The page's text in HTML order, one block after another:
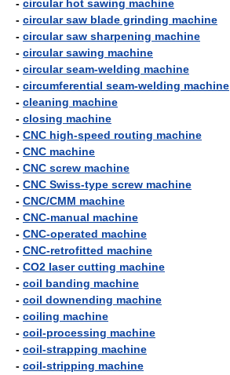
- circular hot sawing machine
- circular saw blade grinding machine
- circular saw sharpening machine
- circular sawing machine
- circular seam-welding machine
- circumferential seam-welding machine
- cleaning machine
- closing machine
- CNC high-speed routing machine
- CNC machine
- CNC screw machine
- CNC Swiss-type screw machine
- CNC/CMM machine
- CNC-manual machine
- CNC-operated machine
- CNC-retrofitted machine
- CO2 laser cutting machine
- coil banding machine
- coil downending machine
- coiling machine
- coil-processing machine
- coil-strapping machine
- coil-stripping machine